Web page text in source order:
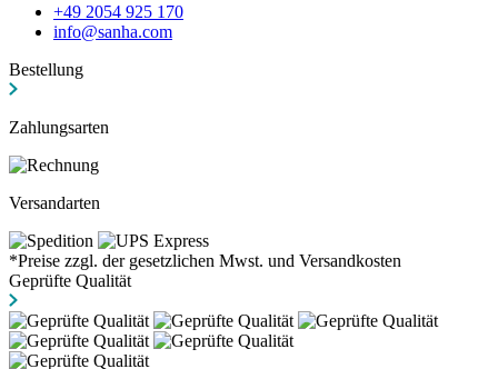
+49 2054 925 170
info@sanha.com
Bestellung
Zahlungsarten
Versandarten
*Preise zzgl. der gesetzlichen Mwst. und Versandkosten
Geprüfte Qualität